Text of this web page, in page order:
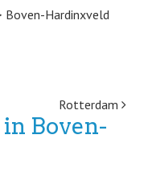
Boven-Hardinxveld
Rotterdam
Boven-